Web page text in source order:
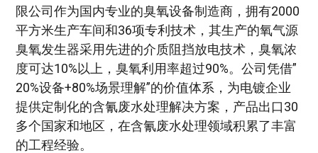
限公司作为国内专业的臭氧设备制造商，拥有2000
平方米生产车间和36项专利技术，其生产的氧气源
臭氧发生器采用先进的介质阻挡放电技术，臭氧浓
度可达10%以上，臭氧利用率超过90%。公司凭借”
20%设备+80%场景理解”的价值体系，为电镀企业
提供定制化的含氰废水处理解决方案，产品出口30
多个国家和地区，在含氰废水处理领域积累了丰富
的工程经验。